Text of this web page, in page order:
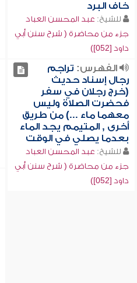
خاف البرد
للشيخ: عبد المحسن العباد
جزء من محاضرة ( شرح سنن أبي
داود [052])
الفهرس: تراجم
رجال إسناد حديث
(خرج رجلان في سفر
فحضرت الصلاة وليس
معهما ماء ...) من طريق
أخرى , المتيمم يجد الماء
بعدما يصلي في الوقت
للشيخ: عبد المحسن العباد
جزء من محاضرة ( شرح سنن أبي
داود [052])